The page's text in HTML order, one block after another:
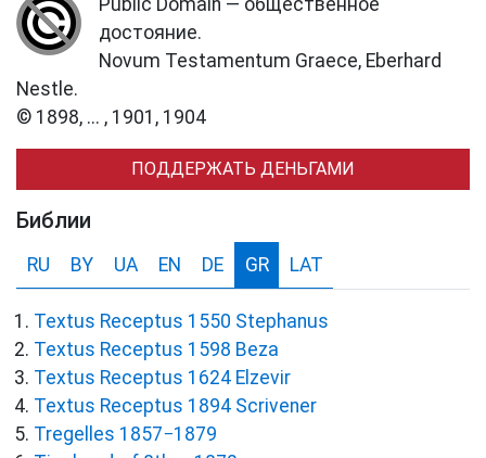
Public Domain — общественное
достояние.
Novum Testamentum Graece, Eberhard
Nestle.
© 1898, ... , 1901, 1904
ПОДДЕРЖАТЬ ДЕНЬГАМИ
Библии
RU BY UA EN DE GR LAT
Textus Receptus 1550 Stephanus
Textus Receptus 1598 Beza
Textus Receptus 1624 Elzevir
Textus Receptus 1894 Scrivener
Tregelles 1857−1879